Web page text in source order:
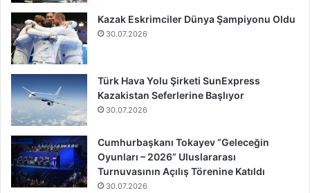
Kazak Eskrimciler Dünya Şampiyonu Oldu
30.07.2026
Türk Hava Yolu Şirketi SunExpress
Kazakistan Seferlerine Başlıyor
30.07.2026
Cumhurbaşkanı Tokayev “Geleceğin
Oyunları – 2026” Uluslararası
Turnuvasının Açılış Törenine Katıldı
30.07.2026